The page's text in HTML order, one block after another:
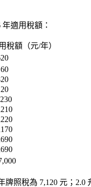
適用稅額：
稅額（元/年）
牌照稅為 7,120 元 ；2.0